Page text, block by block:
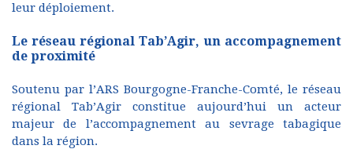
leur déploiement.
Le réseau régional Tab’Agir, un accompagnement
de proximité
Soutenu par l’ARS Bourgogne-Franche-Comté, le réseau
régional Tab’Agir constitue aujourd’hui un acteur
majeur de l’accompagnement au sevrage tabagique
dans la région.